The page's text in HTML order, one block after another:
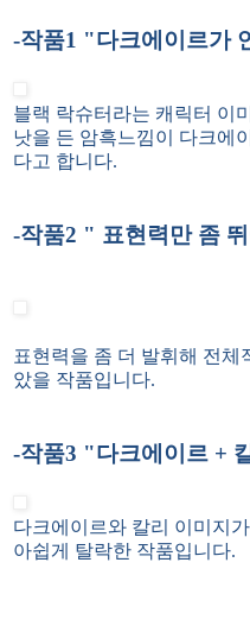
-작품1 "다크에이르가
블랙 락슈터라는 캐릭터 이
낫을 든 암흑느낌이 다크에
다고 합니다.
-작품2 " 표현력만 좀
표현력을 좀 더 발휘해 전체
았을 작품입니다.
-작품3 "다크에이르 +
다크에이르와 칼리 이미지
아쉽게 탈락한 작품입니다.